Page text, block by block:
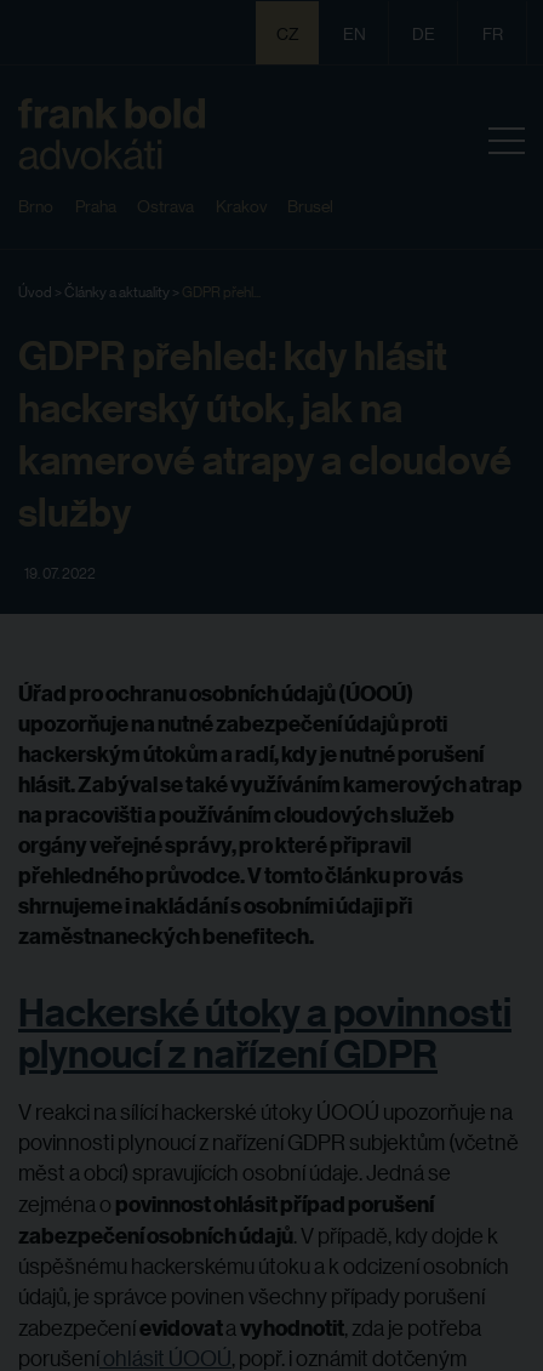
CZ EN DE FR
Brno Praha Ostrava Krakov Brusel
Úvod > Články a aktuality > GDPR přehl...
GDPR přehled: kdy hlásit
hackerský útok, jak na
kamerové atrapy a cloudové
služby
19. 07. 2022
Úřad pro ochranu osobních údajů (ÚOOÚ)
upozorňuje nanutné zabezpečení údajů proti
hackerským útokůma radí, kdy je nutné porušení
hlásit. Zabýval se také využíváním kamerových atrap
na pracovištiapoužíváním cloudových služeb
orgány veřejné správy, pro které připravil
přehledného průvodce. V tomto článku pro vás
shrnujeme i nakládání s osobními údaji při
zaměstnaneckých benefitech.
Hackerské útoky a povinnosti
plynoucí z nařízení GDPR
V reakci na sílící hackerské útoky ÚOOÚ upozorňuje na
povinnosti plynoucí z nařízení GDPR subjektům (včetně
měst a obcí) spravujících osobní údaje. Jedná se
zejména o povinnost ohlásit případ porušení
zabezpečení osobních údajů. V případě, kdy dojde k
úspěšnému hackerskému útoku a k odcizení osobních
údajů, je správce povinen všechny případy porušení
zabezpečeníevidovatavyhodnotit, zda je potřeba
porušeníohlásit ÚOOÚ, popř. i oznámit dotčeným